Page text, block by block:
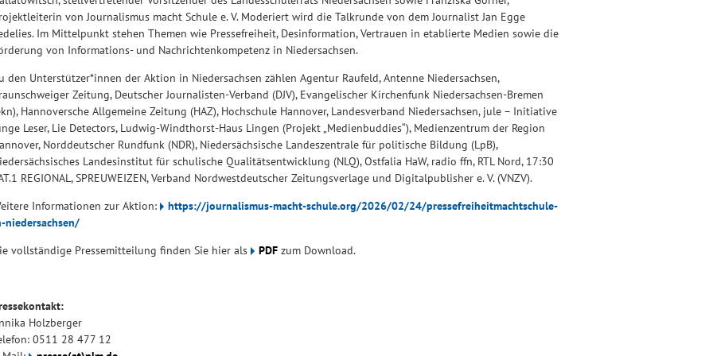
von Journalismus macht Schule e. V. Moderiert wird die Talkrunde von dem Journalist Jan Egge
Im Mittelpunkt stehen Themen wie Pressefreiheit, Desinformation, Vertrauen in etablierte Medien sowie die
von Informations- und Nachrichtenkompetenz in Niedersachsen.
den Unterstützer*innen der Aktion in Niedersachsen zählen Agentur Raufeld, Antenne Niedersachsen,
Zeitung, Deutscher Journalisten-Verband (DJV), Evangelischer Kirchenfunk Niedersachsen-Bremen
Hannoversche Allgemeine Zeitung (HAZ), Hochschule Hannover, Landesverband Niedersachsen, jule – Initiative
Leser, Lie Detectors, Ludwig-Windthorst-Haus Lingen (Projekt „Medienbuddies“), Medienzentrum der Region
Norddeutscher Rundfunk (NDR), Niedersächsische Landeszentrale für politische Bildung (LpB),
Landesinstitut für schulische Qualitätsentwicklung (NLQ), Ostfalia HaW, radio ffn, RTL Nord, 17:30
REGIONAL, SPREUWEIZEN, Verband Nordwestdeutscher Zeitungsverlage und Digitalpublisher e. V. (VNZV).
Informationen zur Aktion:
https://journalismus-macht-schule.org/2026/02/24/pressefreiheitmachtschule-
niedersachsen/
vollständige Pressemitteilung finden Sie hier als
PDF zum Download.
Holzberger
0511 28 477 12